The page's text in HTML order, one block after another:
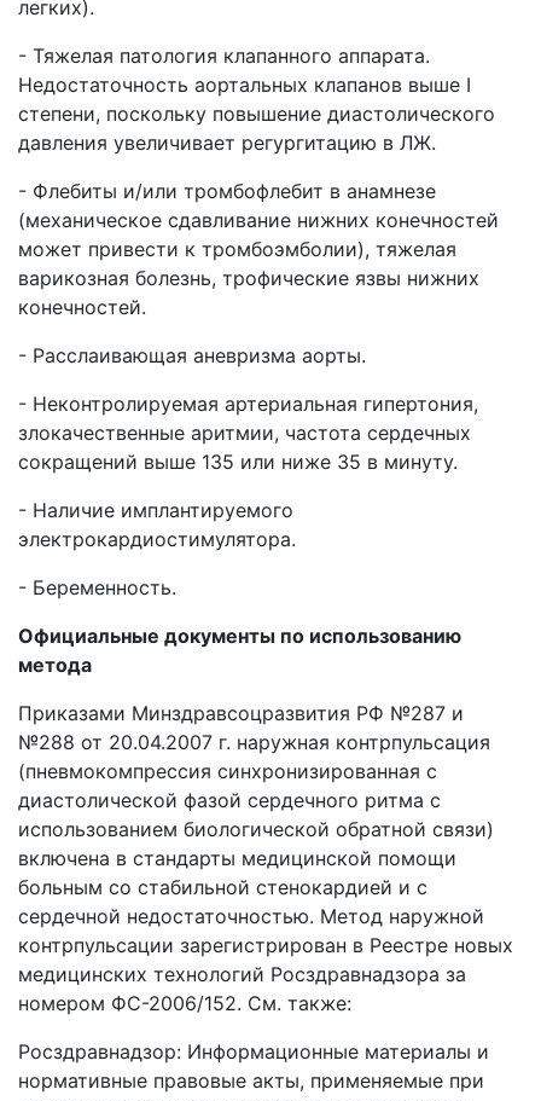
легких).
- Тяжелая патология клапанного аппарата.
Недостаточность аортальных клапанов выше I
степени, поскольку повышение диастолического
давления увеличивает регургитацию в ЛЖ.
- Флебиты и/или тромбофлебит в анамнезе
(механическое сдавливание нижних конечностей
может привести к тромбоэмболии), тяжелая
варикозная болезнь, трофические язвы нижних
конечностей.
- Расслаивающая аневризма аорты.
- Неконтролируемая артериальная гипертония,
злокачественные аритмии, частота сердечных
сокращений выше 135 или ниже 35 в минуту.
- Наличие имплантируемого
электрокардиостимулятора.
- Беременность.
Официальные документы по использованию
метода
Приказами Минздравсоцразвития РФ №287 и
№288 от 20.04.2007 г. наружная контрпульсация
(пневмокомпрессия синхронизированная с
диастолической фазой сердечного ритма с
использованием биологической обратной связи)
включена в стандарты медицинской помощи
больным со стабильной стенокардией и с
сердечной недостаточностью. Метод наружной
контрпульсации зарегистрирован в Реестре новых
медицинских технологий Росздравнадзора за
номером ФС-2006/152. См. также:
Росздравнадзор: Информационные материалы и
нормативные правовые акты, применяемые при